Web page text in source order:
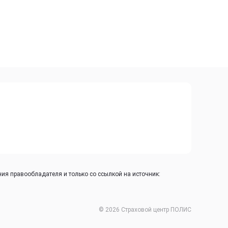
правообладателя и только со ссылкой на источник:
© 2026 Страховой центр ПОЛИС